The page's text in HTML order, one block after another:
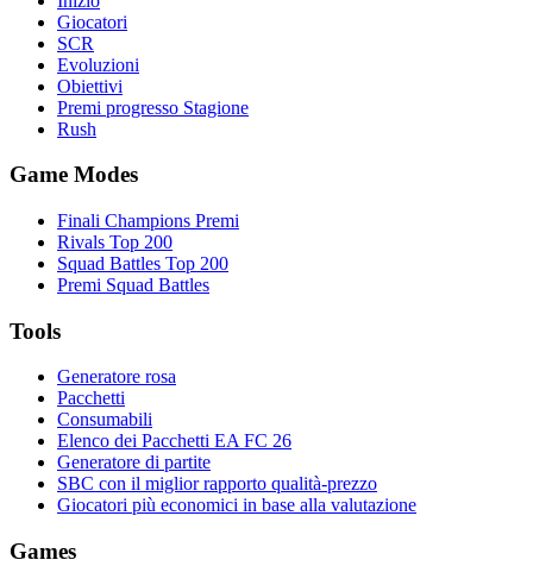
Giocatori
SCR
Evoluzioni
Obiettivi
Premi progresso Stagione
Rush
Game Modes
Finali Champions Premi
Rivals Top 200
Squad Battles Top 200
Premi Squad Battles
Tools
Generatore rosa
Pacchetti
Consumabili
Elenco dei Pacchetti EA FC 26
Generatore di partite
SBC con il miglior rapporto qualità-prezzo
Giocatori più economici in base alla valutazione
Games